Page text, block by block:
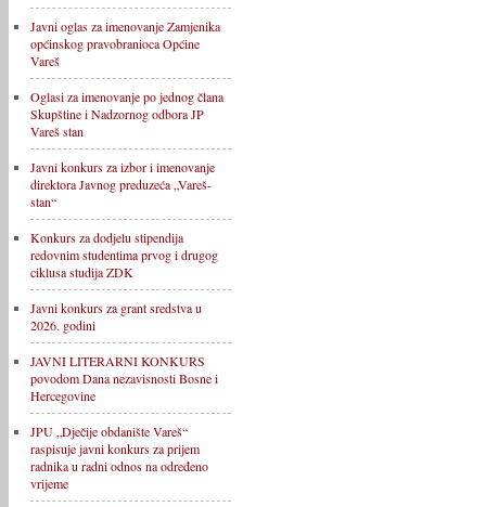
Javni oglas za imenovanje Zamjenika
općinskog pravobranioca Općine
Vareš
Oglasi za imenovanje po jednog člana
Skupštine i Nadzornog odbora JP
Vareš stan
Javni konkurs za izbor i imenovanje
direktora Javnog preduzeća „Vareš-
stan“
Konkurs za dodjelu stipendija
redovnim studentima prvog i drugog
ciklusa studija ZDK
Javni konkurs za grant sredstva u
2026. godini
JAVNI LITERARNI KONKURS
povodom Dana nezavisnosti Bosne i
Hercegovine
JPU „Dječije obdanište Vareš“
raspisuje javni konkurs za prijem
radnika u radni odnos na određeno
vrijeme